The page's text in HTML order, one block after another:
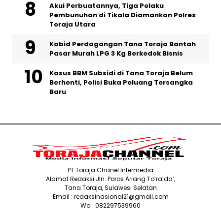
Akui Perbuatannya, Tiga Pelaku
Pembunuhan di Tikala Diamankan Polres
Toraja Utara
Kabid Perdagangan Tana Toraja Bantah
Pasar Murah LPG 3 Kg Berkedok Bisnis
Kasus BBM Subsidi di Tana Toraja Belum
Berhenti, Polisi Buka Peluang Tersangka
Baru
PT Toraja Chanel Intermedia
Alamat Redaksi Jln. Poros Ariang To’ra’da’,
Tana Toraja, Sulawesi Selatan
Email : redaksinasional21@gmail.com
Wa : 082297539960